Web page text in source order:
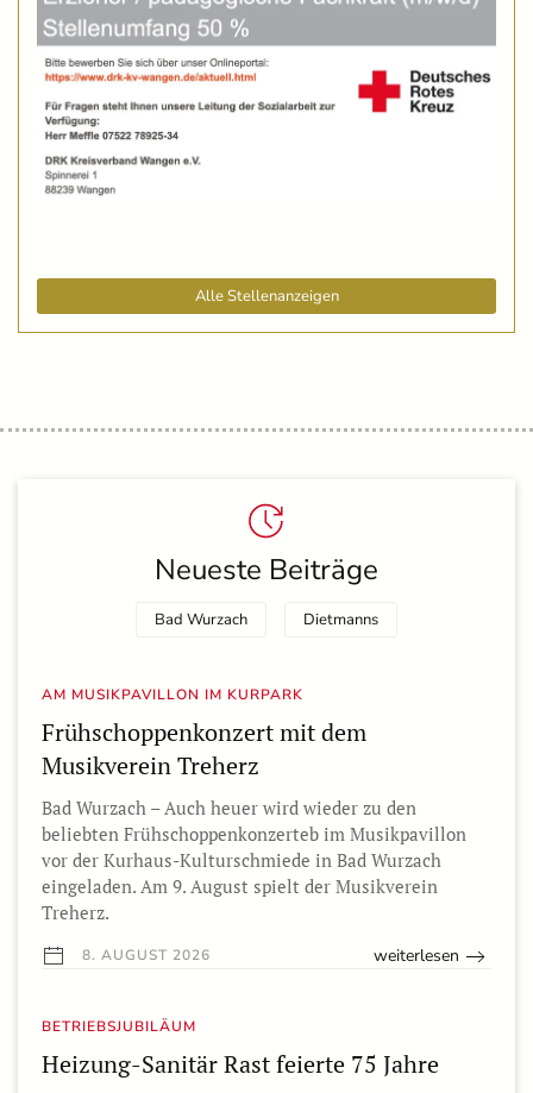
Alle Stellenanzeigen
Neueste Beiträge
Bad Wurzach Dietmanns
AM MUSIKPAVILLON IM KURPARK
Frühschoppenkonzert mit dem
Musikverein Treherz
Bad Wurzach – Auch heuer wird wieder zu den
beliebten Frühschoppenkonzerteb im Musikpavillon
vor der Kurhaus-Kulturschmiede in Bad Wurzach
eingeladen. Am 9. August spielt der Musikverein
Treherz.
8. AUGUST 2026 weiterlesen
BETRIEBSJUBILÄUM
Heizung-Sanitär Rast feierte 75 Jahre